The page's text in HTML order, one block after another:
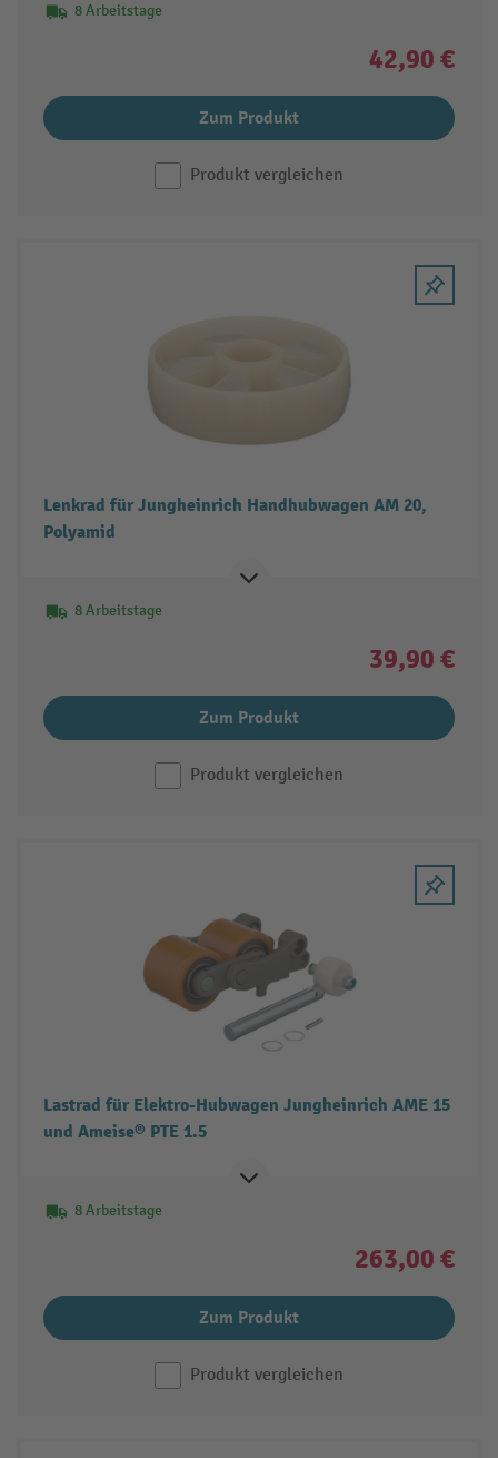
8 Arbeitstage
42,90 €
Zum Produkt
Produkt vergleichen
Lenkrad für Jungheinrich Handhubwagen AM 20,
Polyamid
8 Arbeitstage
39,90 €
Zum Produkt
Produkt vergleichen
Lastrad für Elektro-Hubwagen Jungheinrich AME 15
und Ameise® PTE 1.5
8 Arbeitstage
263,00 €
Zum Produkt
Produkt vergleichen